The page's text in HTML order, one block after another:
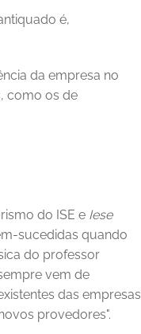
é,
da empresa no
como os de
do ISE e Iese
sucedidas quando
do professor
vem de
das empresas
provedores".